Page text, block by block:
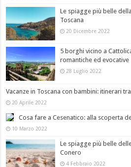
Le spiagge più belle
Toscana
20 Dicembre 2022
5 borghi vicino a
romantiche ed evocative
28 Luglio 2022
Vacanze in Toscana con bambini: itinerari
20 Aprile 2022
Cosa fare a Cesenatico: alla scoperta
10 Marzo 2022
Le spiagge più belle
Conero
4 Febbraio 2022